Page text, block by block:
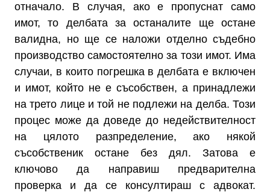
отначало. В случая, ако е пропуснат само
имот, то делбата за останалите ще остане
валидна, но ще се наложи отделно съдебно
производство самостоятелно за този имот. Има
случаи, в които погрешка в делбата е включен
и имот, който не е съсобствен, а принадлежи
на трето лице и той не подлежи на делба. Този
процес може да доведе до недействителност
на цялото разпределение, ако някой
съсобственик остане без дял. Затова е
ключово да направиш предварителна
проверка и да се консултираш с адвокат.